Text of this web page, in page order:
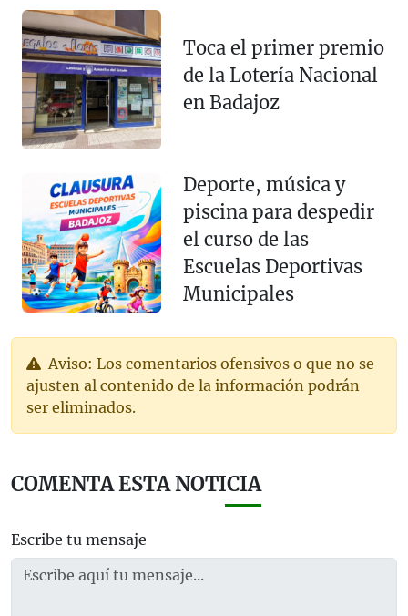
Toca el primer premio
de la Lotería Nacional
en Badajoz
Deporte, música y
piscina para despedir
el curso de las
Escuelas Deportivas
Municipales
Aviso: Los comentarios ofensivos o que no se
ajusten al contenido de la información podrán
ser eliminados.
COMENTA ESTA NOTICIA
Escribe tu mensaje